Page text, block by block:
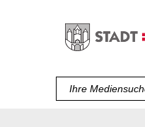
Sprache auswählen